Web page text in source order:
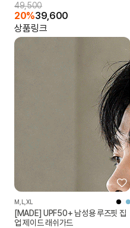
49,500
20%39,600
상품링크
M,L,XL
[MADE] UPF50+ 남성용 루즈핏 집
업 제이드 래쉬가드